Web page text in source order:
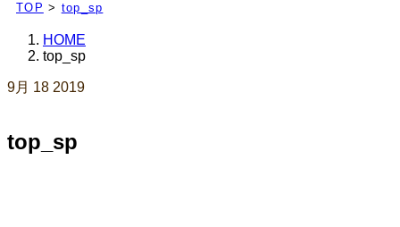
TOP > top_sp
HOME
top_sp
9月 18 2019
top_sp